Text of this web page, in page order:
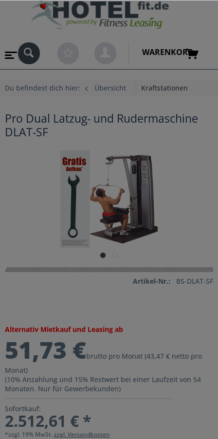
WARENKORB
Du befindest dich hier: Übersicht Kraftstationen
Pro Dual Latzug- und Rudermaschine
DLAT-SF
Artikel-Nr.: BS-DLAT-SF
Alternativ Mietkauf und Leasing ab
51,73 €brutto pro Monat (43,47 € netto pro
Monat)
(10% Anzahlung und 15% Restwert bei einer Laufzeit von 54
Monaten. Nur für Gewerbekunden)
Sofortkauf:
2.512,61 € *
*zzgl. 19% MwSt. zzgl. Versandkosten